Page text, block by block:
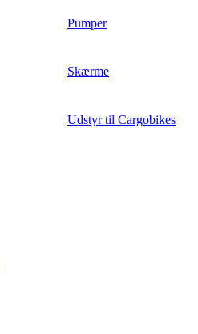
Pumper
Skærme
Udstyr til Cargobikes